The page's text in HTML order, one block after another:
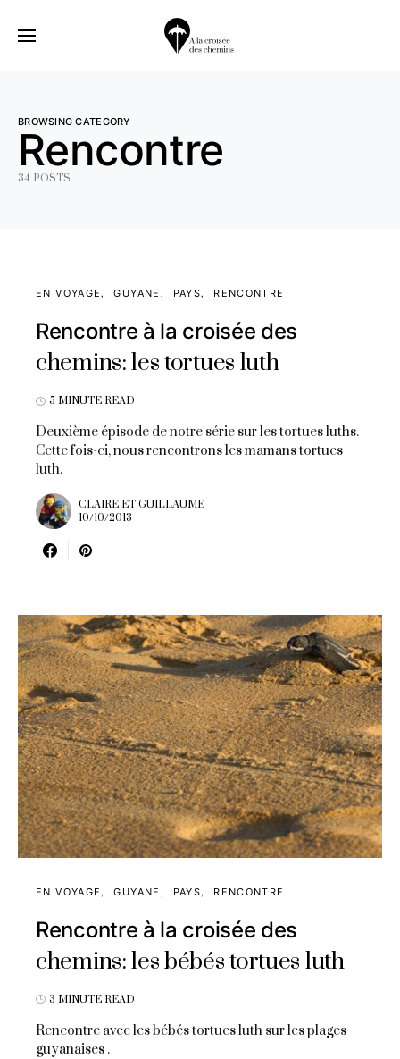
BROWSING CATEGORY
Rencontre
34 POSTS
EN VOYAGE GUYANE PAYS RENCONTRE
Rencontre à la croisée des
chemins: les tortues luth
5 MINUTE READ
Deuxième épisode de notre série sur les tortues luths.
Cette fois-ci, nous rencontrons les mamans tortues
luth.
CLAIRE ET GUILLAUME
10/10/2013
EN VOYAGE GUYANE PAYS RENCONTRE
Rencontre à la croisée des
chemins: les bébés tortues luth
3 MINUTE READ
Rencontre avec les bébés tortues luth sur les plages
guyanaises .